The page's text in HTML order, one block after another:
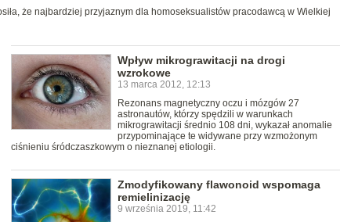
że najbardziej przyjaznym dla homoseksualistów pracodawcą w Wielkiej
Wpływ mikrograwitacji na drogi
wzrokowe
13 marca 2012, 12:13
Rezonans magnetyczny oczu i mózgów 27
astronautów, którzy spędzili w warunkach
mikrograwitacji średnio 108 dni, wykazał anomalie
przypominające te widywane przy wzmożonym
ciśnieniu śródczaszkowym o nieznanej etiologii.
Zmodyfikowany flawonoid wspomaga
remielinizację
9 września 2019, 11:42